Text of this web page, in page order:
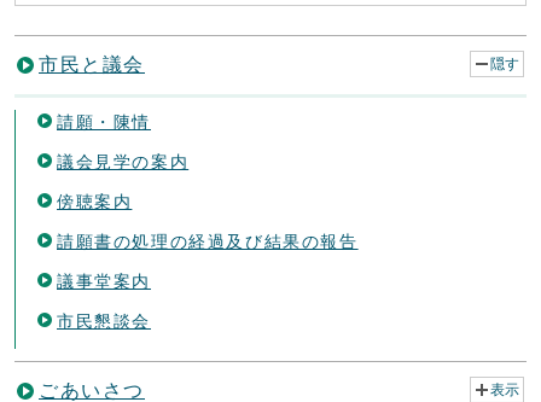
市民と議会 隠す
請願・陳情
議会見学の案内
傍聴案内
請願書の処理の経過及び結果の報告
議事堂案内
市民懇談会
ごあいさつ 表示